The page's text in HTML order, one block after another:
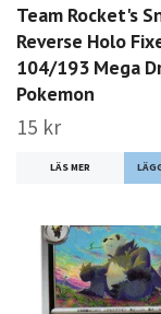
Team Rocket's
Reverse Holo
104/193 Mega
Pokemon
15 kr
LÄS MER